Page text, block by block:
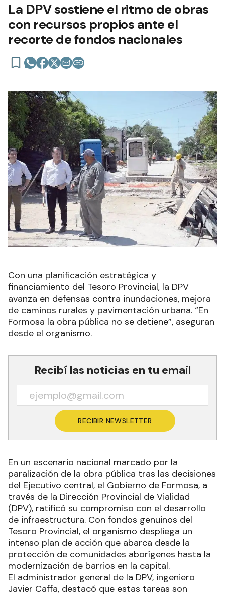
La DPV sostiene el ritmo de obras
con recursos propios ante el
recorte de fondos nacionales
Con una planificación estratégica y
financiamiento del Tesoro Provincial, la DPV
avanza en defensas contra inundaciones, mejora
de caminos rurales y pavimentación urbana. “En
Formosa la obra pública no se detiene”, aseguran
desde el organismo.
Recibí las noticias en tu email
RECIBIR NEWSLETTER
En un escenario nacional marcado por la
paralización de la obra pública tras las decisiones
del Ejecutivo central, el Gobierno de Formosa, a
través de la Dirección Provincial de Vialidad
(DPV), ratificó su compromiso con el desarrollo
de infraestructura. Con fondos genuinos del
Tesoro Provincial, el organismo despliega un
intenso plan de acción que abarca desde la
protección de comunidades aborígenes hasta la
modernización de barrios en la capital.
El administrador general de la DPV, ingeniero
Javier Caffa, destacó que estas tareas son